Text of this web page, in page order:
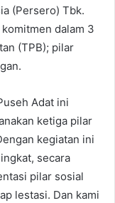
(Persero) Tbk.
dalam 3
(TPB); pilar
Adat ini
ketiga pilar
kegiatan ini
secara
pilar sosial
lestasi. Dan kami